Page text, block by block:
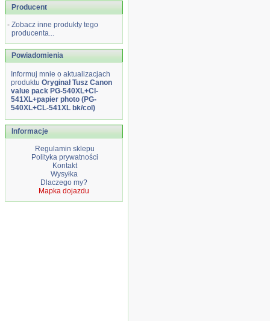
Producent
- Zobacz inne produkty tego
producenta...
Powiadomienia
Informuj mnie o aktualizacjach
produktu Oryginał Tusz Canon
value pack PG-540XL+Cl-
541XL+papier photo (PG-
540XL+CL-541XL bk/col)
Informacje
Regulamin sklepu
Polityka prywatności
Kontakt
Wysyłka
Dlaczego my?
Mapka dojazdu